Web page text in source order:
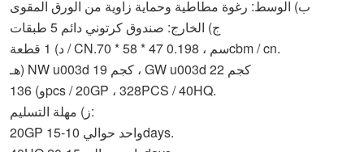
ب) الوسط: رغوة مطاطية وحماية زاوية من الورق المقوى
ج) الخارج: صندوق كرتوني دائم 5 طبقات
د) 1 قطعة / CN.70 * 58 * 47 سم ، 0.198cbm / cn.
هـ) NW u003d 19 كجم ، GW u003d 22 كجم
و) 136pcs / 20GP ، 328PCS / 40HQ.
ز) مهلة التسليم:
20GP واحد حوالي 10-15days.